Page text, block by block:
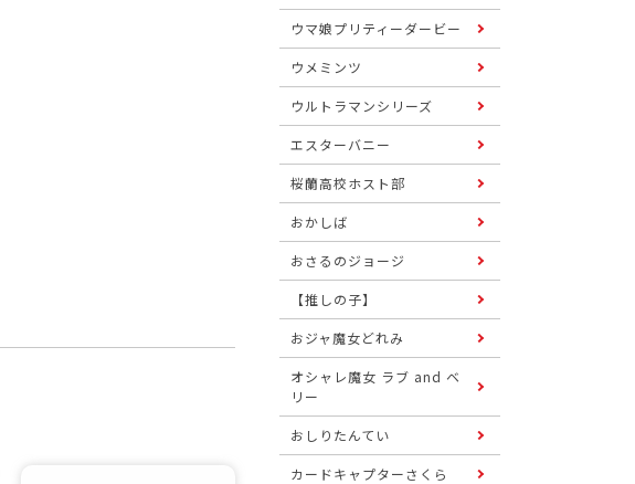
ウマ娘プリティーダービー
ウメミンツ
ウルトラマンシリーズ
エスターバニー
桜蘭高校ホスト部
おかしば
おさるのジョージ
【推しの子】
おジャ魔女どれみ
オシャレ魔女 ラブ and ベ
リー
おしりたんてい
カードキャプターさくら